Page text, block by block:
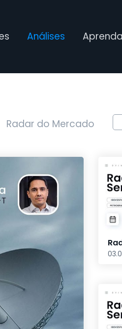
Análises Aprenda
Radar do Mercado